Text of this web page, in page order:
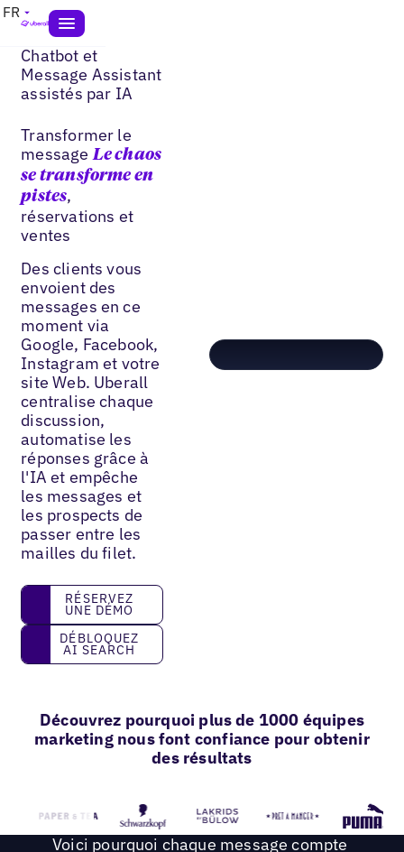
FR
Chatbot et
Message Assistant
assistés par IA
Transformer le
messageLe chaos
se transforme en
pistes,
réservations et
ventes
Des clients vous
envoient des
messages en ce
moment via
Google, Facebook,
Instagram et votre
site Web. Uberall
centralise chaque
discussion,
automatise les
réponses grâce à
l'IA et empêche
les messages et
les prospects de
passer entre les
mailles du filet.
Réservez une démo
RÉSERVEZ
UNE DÉMO
Débloquez AI Search
DÉBLOQUEZ
AI SEARCH
Découvrez pourquoi plus de 1000 équipes
marketing nous font confiance pour obtenir
des résultats
Voici pourquoi chaque message compte